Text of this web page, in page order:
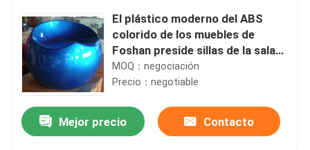
El plástico moderno del ABS
colorido de los muebles de
Foshan preside sillas de la sala
de estar
MOQ：negociación
Precio：negotiable
Mejor precio Contacto